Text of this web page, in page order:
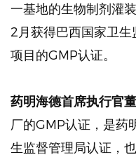
一基地的生物制剂灌
2月获得巴西国家卫
项目的GMP认证。
药明海德首席执行官
厂的GMP认证，是药
生监督管理局认证，